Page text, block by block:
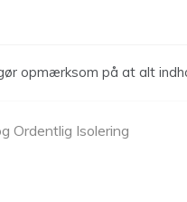
opmærksom på at alt
Ordentlig Isolering